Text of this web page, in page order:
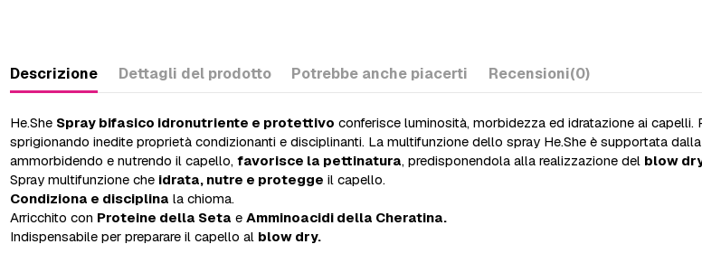
Descrizione Dettagli del prodotto Potrebbe anche piacerti Recensioni(0)
He.She Spray bifasico idronutriente e protettivo conferisce luminosità, morbidezza ed idratazione ai
sprigionando inedite proprietà condizionanti e disciplinanti. La multifunzione dello spray He.She è supportata
ammorbidendo e nutrendo il capello,favorisce la pettinatura, predisponendola alla realizzazione del blow
Spray multifunzione che idrata, nutre e protegge il capello.
Condiziona e disciplina la chioma.
Arricchito con Proteine della Seta eAmminoacidi della Cheratina.
Indispensabile per preparare il capello al blow dry.